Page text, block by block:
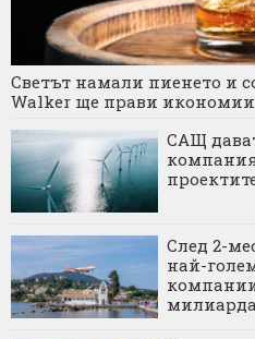
Светът намали пиенето и
Walker ще прави
САЩ
След 2-
най-
компании
милиарда